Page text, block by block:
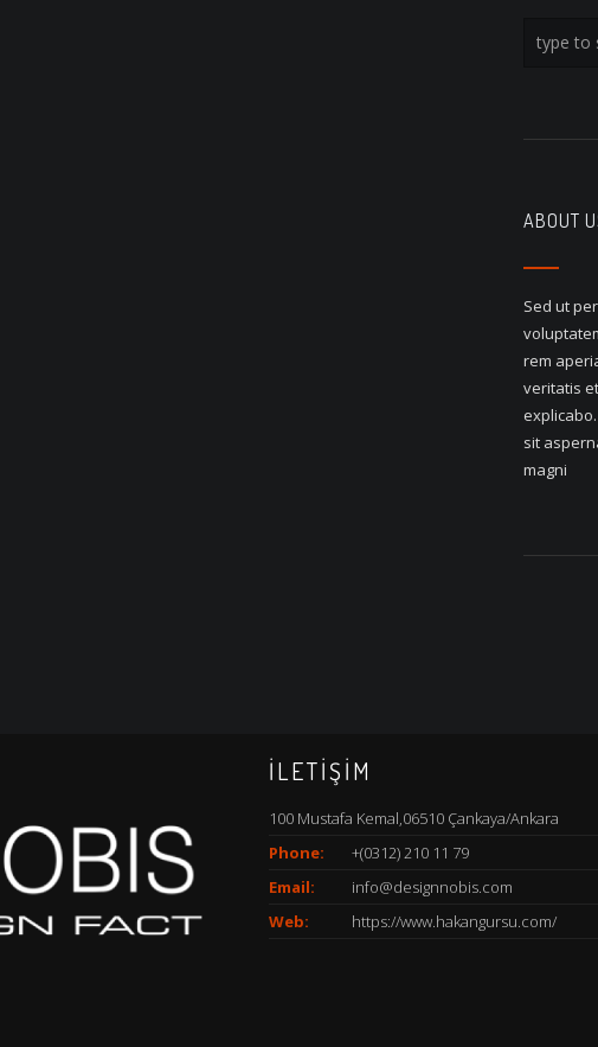
ABOUT
Sed ut
rem
veritatis
sit
magni
İLETİŞİM
100 Mustafa Kemal,06510 Çankaya/Ankara
Phone:
+(0312) 210 11 79
Email:
info@designnobis.com
Web:
https://www.hakangursu.com/